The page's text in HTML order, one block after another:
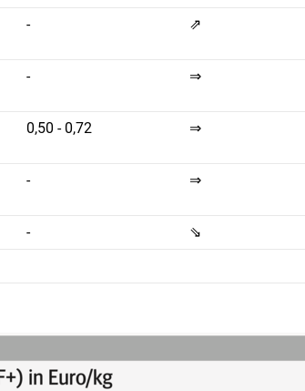
- ⇗
- ⇒
0,50 - 0,72 ⇒
- ⇒
-
⇘